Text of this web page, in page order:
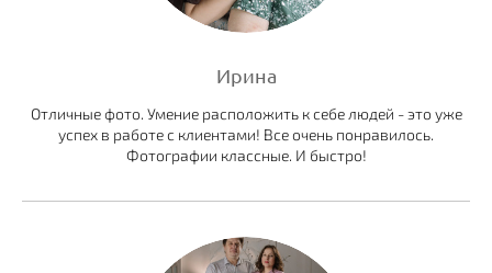
Ирина
Отличные фото. Умение расположить к себе людей - это уже
успех в работе с клиентами! Все очень понравилось.
Фотографии классные. И быстро!